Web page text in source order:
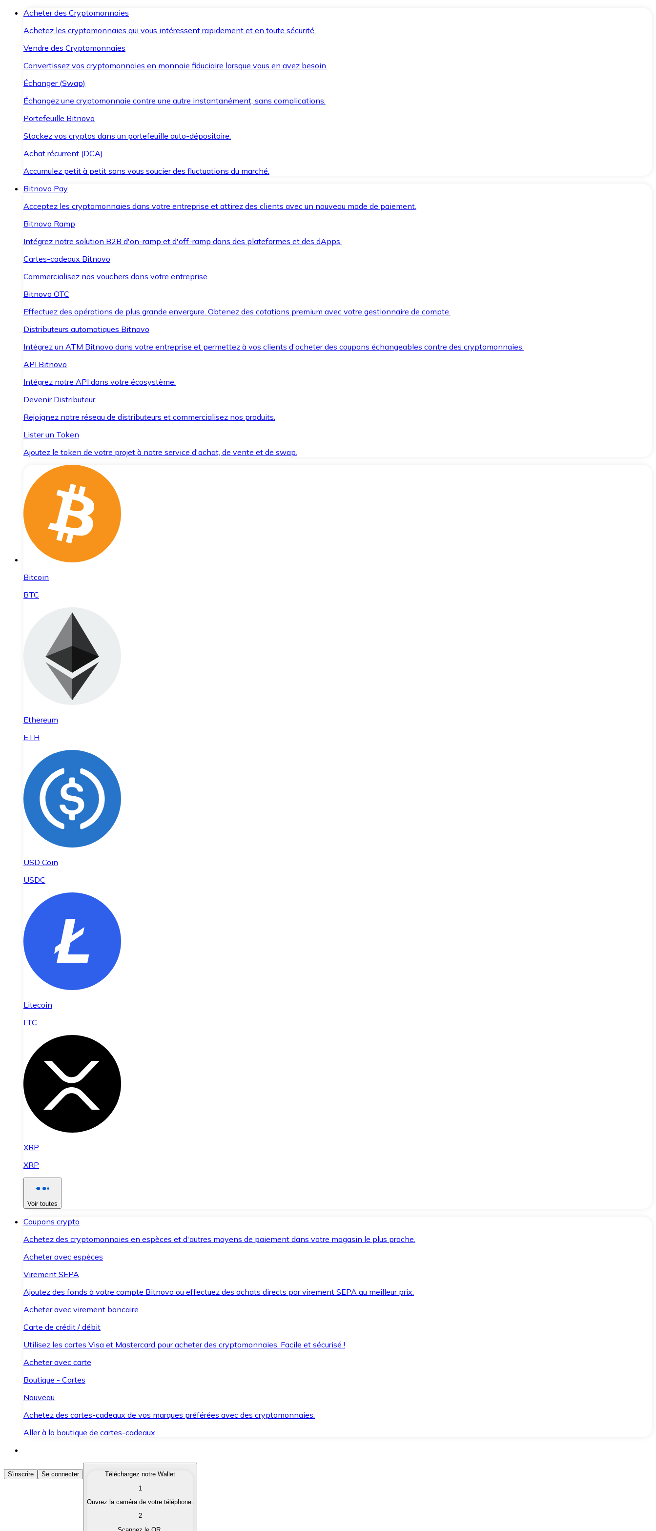
Acheter des Cryptomonnaies
Achetez les cryptomonnaies qui vous intéressent rapidement et en toute sécurité.
Vendre des Cryptomonnaies
Convertissez vos cryptomonnaies en monnaie fiduciaire lorsque vous en avez besoin.
Échanger (Swap)
Échangez une cryptomonnaie contre une autre instantanément, sans complications.
Portefeuille Bitnovo
Stockez vos cryptos dans un portefeuille auto-dépositaire.
Achat récurrent (DCA)
Accumulez petit à petit sans vous soucier des fluctuations du marché.
Bitnovo Pay
Acceptez les cryptomonnaies dans votre entreprise et attirez des clients avec un nouveau mode de paiement.
Bitnovo Ramp
Intégrez notre solution B2B d'on-ramp et d'off-ramp dans des plateformes et des dApps.
Cartes-cadeaux Bitnovo
Commercialisez nos vouchers dans votre entreprise.
Bitnovo OTC
Effectuez des opérations de plus grande envergure. Obtenez des cotations premium avec votre gestionnaire de compte.
Distributeurs automatiques Bitnovo
Intégrez un ATM Bitnovo dans votre entreprise et permettez à vos clients d'acheter des coupons échangeables contre des cryptomonnaies.
API Bitnovo
Intégrez notre API dans votre écosystème.
Devenir Distributeur
Rejoignez notre réseau de distributeurs et commercialisez nos produits.
Lister un Token
Ajoutez le token de votre projet à notre service d'achat, de vente et de swap.
Bitcoin
BTC
Ethereum
ETH
USD Coin
USDC
Litecoin
LTC
XRP
XRP
Voir toutes
Coupons crypto
Achetez des cryptomonnaies en espèces et d'autres moyens de paiement dans votre magasin le plus proche.
Acheter avec espèces
Virement SEPA
Ajoutez des fonds à votre compte Bitnovo ou effectuez des achats directs par virement SEPA au meilleur prix.
Acheter avec virement bancaire
Carte de crédit / débit
Utilisez les cartes Visa et Mastercard pour acheter des cryptomonnaies. Facile et sécurisé !
Acheter avec carte
Boutique - Cartes
Nouveau
Achetez des cartes-cadeaux de vos marques préférées avec des cryptomonnaies.
Aller à la boutique de cartes-cadeaux
Acheter des Cryptomonnaies
Achetez les cryptomonnaies qui vous intéressent rapidement et en toute sécurité.
Convertissez vos cryptomonnaies en monnaie fiduciaire lorsque vous en avez besoin.
S'inscrire Se connecter
Téléchargez notre Wallet
1
Ouvrez la caméra de votre téléphone.
2